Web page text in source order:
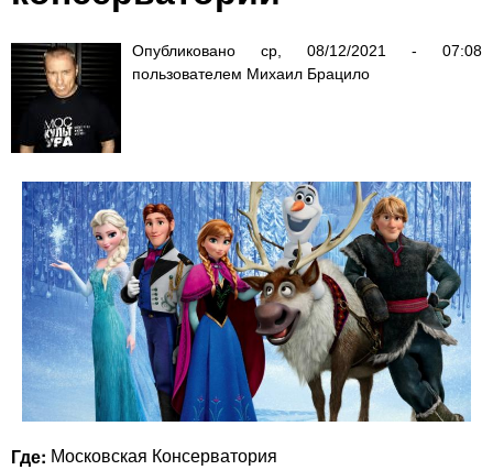
Опубликовано ср, 08/12/2021 - 07:08
пользователем Михаил Брацило
Где: Московская Консерватория